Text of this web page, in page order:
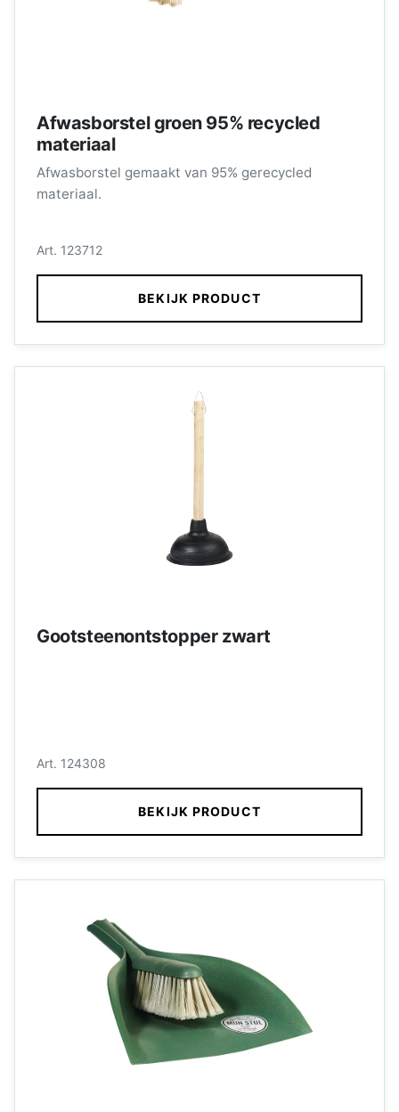
Afwasborstel groen 95% recycled
materiaal
Afwasborstel gemaakt van 95% gerecycled
materiaal.
Art. 123712
BEKIJK PRODUCT
Gootsteenontstopper zwart
Art. 124308
BEKIJK PRODUCT